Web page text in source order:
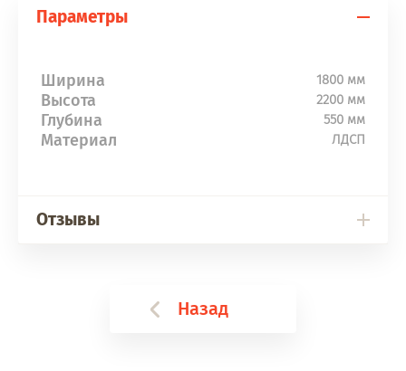
Параметры
Ширина 1800 мм
Высота 2200 мм
Глубина 550 мм
Материал ЛДСП
Отзывы
Назад